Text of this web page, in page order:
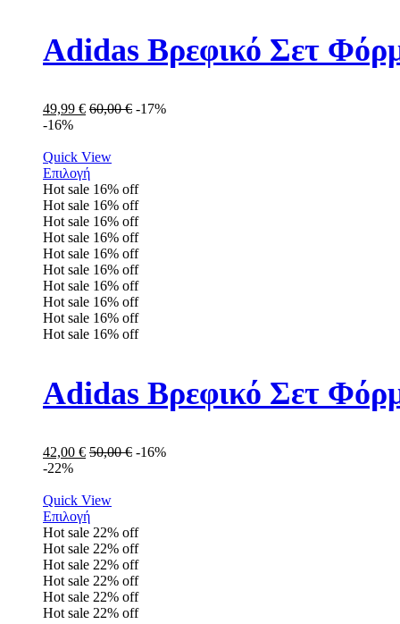
Adidas Βρεφικό Σετ
49,99 € 60,00€ -17%
-16%
Quick View
Επιλογή
Hot sale 16% off
Hot sale 16% off
Hot sale 16% off
Hot sale 16% off
Hot sale 16% off
Hot sale 16% off
Hot sale 16% off
Hot sale 16% off
Hot sale 16% off
Hot sale 16% off
Adidas Βρεφικό Σετ
42,00 € 50,00€ -16%
-22%
Quick View
Επιλογή
Hot sale 22% off
Hot sale 22% off
Hot sale 22% off
Hot sale 22% off
Hot sale 22% off
Hot sale 22% off